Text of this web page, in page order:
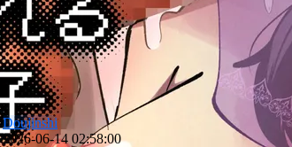
Doujinshi
2026-06-14 02:58:00